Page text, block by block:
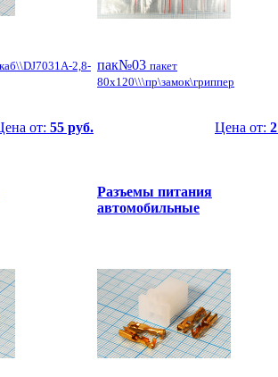
2,8-
от: 55 руб.
пак№03 пакет
80x120\\\пр\замок\гриппер
Цена от:
Разъемы питания
автомобильные